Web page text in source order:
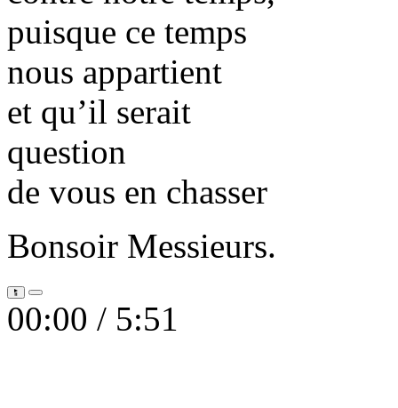
puisque ce temps
nous appartient
et qu’il serait
question
de vous en chasser
Bonsoir Messieurs.
00:00 / 5:51